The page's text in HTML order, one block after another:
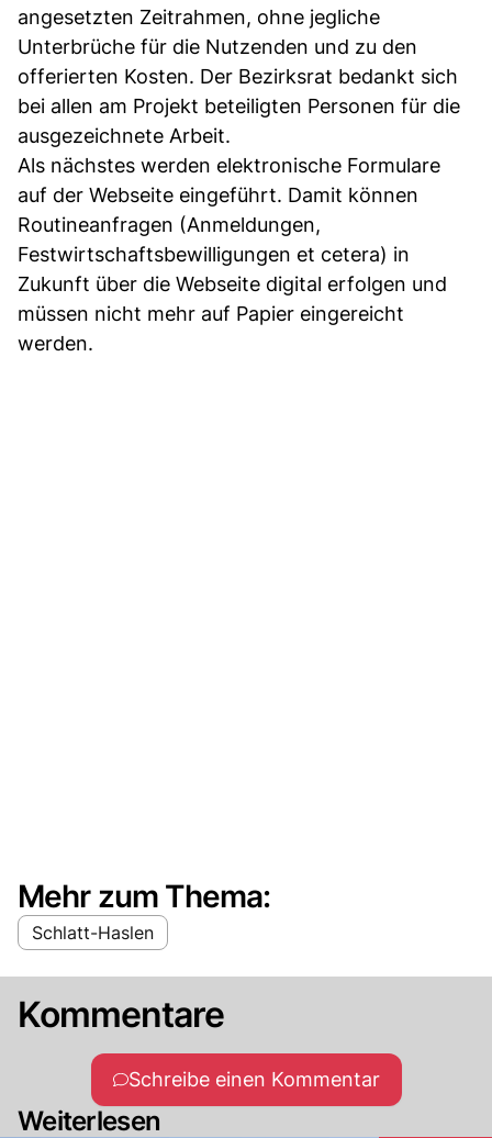
angesetzten Zeitrahmen, ohne jegliche
Unterbrüche für die Nutzenden und zu den
offerierten Kosten. Der Bezirksrat bedankt sich
bei allen am Projekt beteiligten Personen für die
ausgezeichnete Arbeit.
Als nächstes werden elektronische Formulare
auf der Webseite eingeführt. Damit können
Routineanfragen (Anmeldungen,
Festwirtschaftsbewilligungen et cetera) in
Zukunft über die Webseite digital erfolgen und
müssen nicht mehr auf Papier eingereicht
werden.
Mehr zum Thema:
Schlatt-Haslen
Kommentare
Schreibe einen Kommentar
Weiterlesen